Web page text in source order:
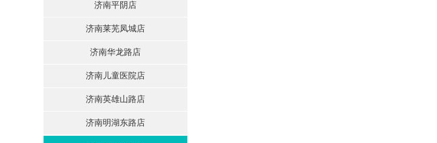
济南平阴店
济南莱芜凤城店
济南华龙路店
济南儿童医院店
济南英雄山路店
济南明湖东路店